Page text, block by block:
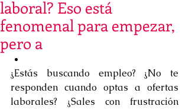
laboral? Eso está
fenomenal para empezar,
pero a
¿Estás buscando empleo? ¿No te
responden cuando optas a ofertas
laborales? ¿Sales con frustración